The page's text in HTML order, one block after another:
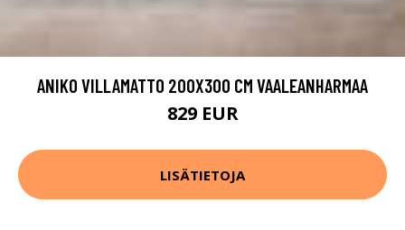
ANIKO VILLAMATTO 200X300 CM VAALEANHARMAA
829 EUR
LISÄTIETOJA